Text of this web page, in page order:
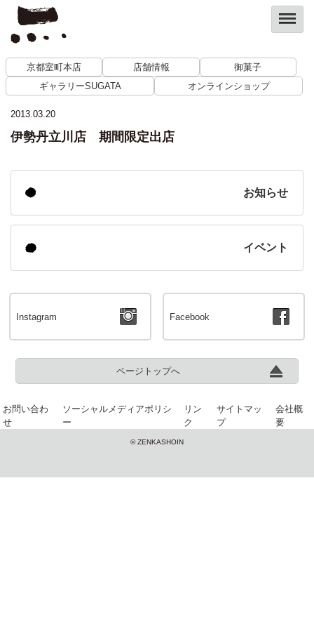
京都室町本店 店舗情報
御菓子
ギャラリーSUGATA
オンラインショップ
2013.03.20
伊勢丹立川店 期間限定出店
お知らせ
イベント
Instagram Facebook
ページトップへ
お問い合わ
せ
ソーシャルメディアポリシ
ー
リン
ク
サイトマッ
プ
会社概
要
© ZENKASHOIN